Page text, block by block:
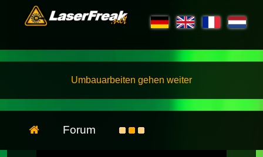
Umbauarbeiten gehen weiter
Forum